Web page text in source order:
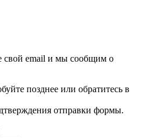
свой email и мы сообщим о
позднее или обратитесь в
отправки формы.